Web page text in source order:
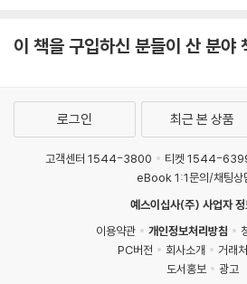
이 책을 구입하신 분들이 산 분야
로그인 최근 본 상품
고객센터 1544-3800 티켓 1544-
eBook 1:1문의/채팅상
예스이십사(주) 사업자 정
이용약관
개인정보처리방침
PC버전
회사소개
거래
도서홍보
광고